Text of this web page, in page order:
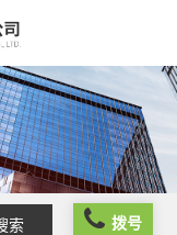
拨号